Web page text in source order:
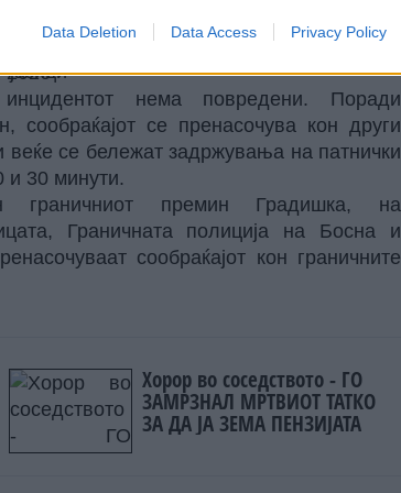
Data Deletion Data Access Privacy Policy
pic.twitter.com/Rt9d0hA7th
2026
нема повредени. Поради
сообраќајот се пренасочува кон други
се бележат задржувања на патнички
и 30 минути.
премин Градишка, на
Граничната полиција на Босна и
сообраќајот кон граничните
Хорор во соседството - ГО
ЗАМРЗНАЛ МРТВИОТ ТАТКО
ЗА ДА ЈА ЗЕМА ПЕНЗИЈАТА